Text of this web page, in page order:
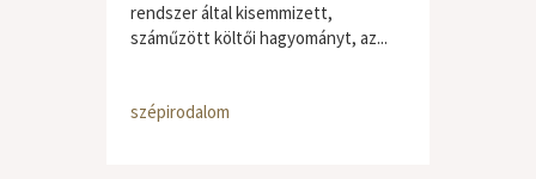
rendszer által kisemmizett,
száműzött költői hagyományt, az...
szépirodalom